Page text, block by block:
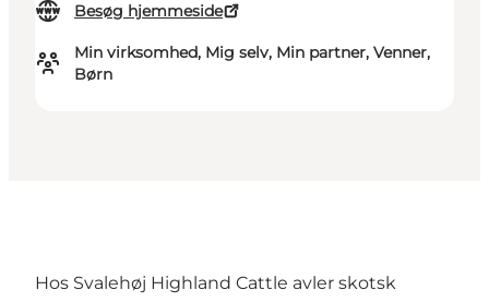
Besøg hjemmeside
Min virksomhed, Mig selv, Min partner, Venner,
Børn
Hos Svalehøj Highland Cattle avler skotsk